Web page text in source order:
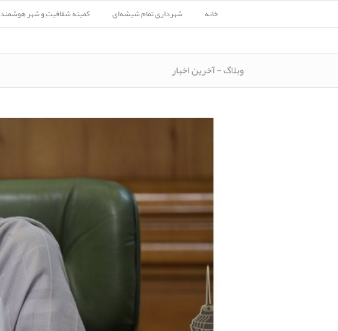
خانه شهرداری تمام شیشه‌ای کمیته شفافیت و شهر هوشمند
وبلاگ - آخرین اخبار